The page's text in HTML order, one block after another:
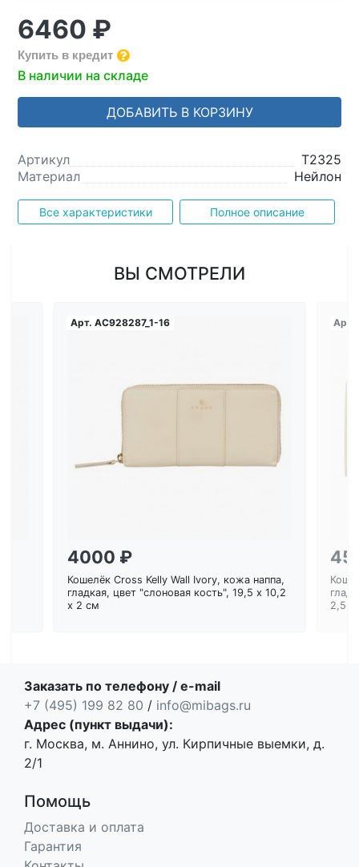
6460 ₽
Купить в кредит
В наличии на складе
ДОБАВИТЬ В КОРЗИНУ
Артикул
T2325
Материал
Нейлон
Все характеристики Полное описание
ВЫ СМОТРЕЛИ
Арт. AC928287_1-16
4000 ₽
Кошелёк Cross Kelly Wall Ivory, кожа наппа,
гладкая, цвет "слоновая кость", 19,5 x 10,2
x 2 см
Арт.
2,5
Заказать по телефону / e-mail
+7 (495) 199 82 80 / info@mibags.ru
Адрес (пункт выдачи):
г. Москва, м. Аннино, ул. Кирпичные выемки, д.
2/1
Помощь
Доставка и оплата
Гарантия